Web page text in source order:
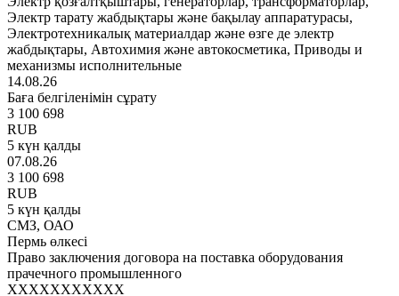
Электр тарату жабдықтары және бақылау аппаратурасы,
Электротехникалық материалдар және өзге де электр
жабдықтары, Автохимия және автокосметика, Приводы и
механизмы исполнительные
14.08.26
Баға белгіленімін сұрату
3 100 698
RUB
5 күн қалды
07.08.26
3 100 698
RUB
5 күн қалды
СМЗ, ОАО
Пермь өлкесі
Право заключения договора на поставка оборудования
прачечного промышленного
XXXXXXXXXXX